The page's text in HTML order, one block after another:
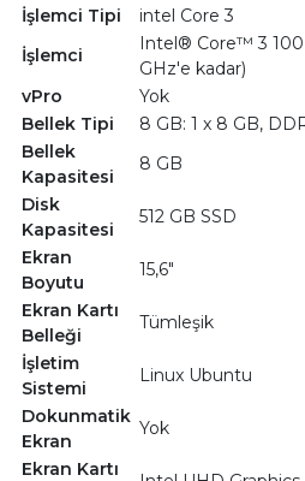
İşlemci Tipi
intel Core 3
İşlemci
Intel® Core™ 3
GHz'e kadar)
vPro
Yok
Bellek Tipi
8 GB: 1 x 8 GB,
Bellek
Kapasitesi
8 GB
Disk
Kapasitesi
512 GB SSD
Ekran
Boyutu
15,6"
Ekran Kartı
Belleği
Tümleşik
İşletim
Sistemi
Linux Ubuntu
Dokunmatik
Ekran
Yok
Ekran Kartı